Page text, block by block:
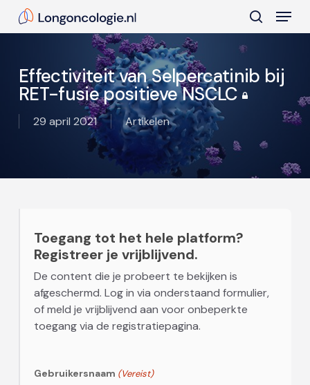
search
Menu
Effectiviteit van Selpercatinib bij
RET-fusie positieve NSCLC
29 april 2021 Artikelen
Toegang tot het hele platform?
Registreer je vrijblijvend.
De content die je probeert te bekijken is
afgeschermd. Log in via onderstaand formulier,
of meld je vrijblijvend aan voor onbeperkte
toegang via de registratiepagina.
Gebruikersnaam (Vereist)